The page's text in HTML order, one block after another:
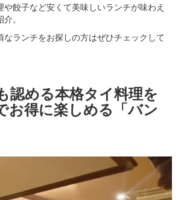
餃子など安くて美味しいランチが味わえ
。
なランチをお探しの方はぜひチェックして
認める本格タイ料理を
お得に楽しめる「バン